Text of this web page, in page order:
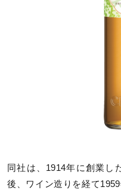
同社は、1914年に創業し
後、ワイン造りを経て